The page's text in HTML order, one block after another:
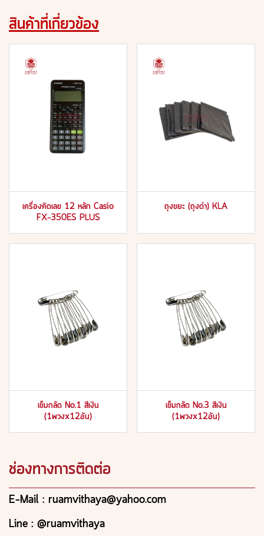
สินค้าที่เกี่ยวข้อง
เครื่องคิดเลข 12 หลัก Casio
FX-350ES PLUS
ถุงขยะ (ถุงดำ) KLA
เข็มกลัด No.1 สีเงิน
(1พวงx12อัน)
เข็มกลัด No.3 สีเงิน
(1พวงx12อัน)
ช่องทางการติดต่อ
E-Mail : ruamvithaya@yahoo.com
Line : @ruamvithaya